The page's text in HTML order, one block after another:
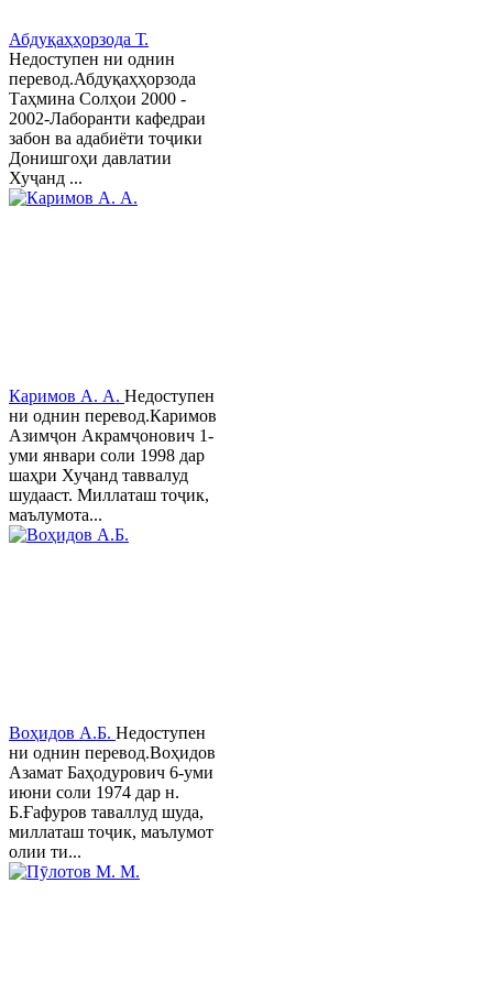
Абдуқаҳҳорзода Т.
Недоступен ни однин
перевод.Абдуқаҳҳорзода
Таҳмина Солҳои 2000 -
2002-Лаборанти кафедраи
забон ва адабиёти тоҷики
Донишгоҳи давлатии
Хуҷанд ...
Каримов А. А. Недоступен
ни однин перевод.Каримов
Азимҷон Акрамҷонович 1-
уми январи соли 1998 дар
шаҳри Хуҷанд таввалуд
шудааст. Миллаташ тоҷик,
маълумота...
Воҳидов А.Б. Недоступен
ни однин перевод.Воҳидов
Азамат Баҳодурович 6-уми
июни соли 1974 дар н.
Б.Ғафуров таваллуд шуда,
миллаташ тоҷик, маълумот
олии ти...